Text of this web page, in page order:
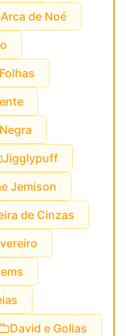
Arca de Noé
Jigglypuff
Jemison
de Cinzas
David e Golias